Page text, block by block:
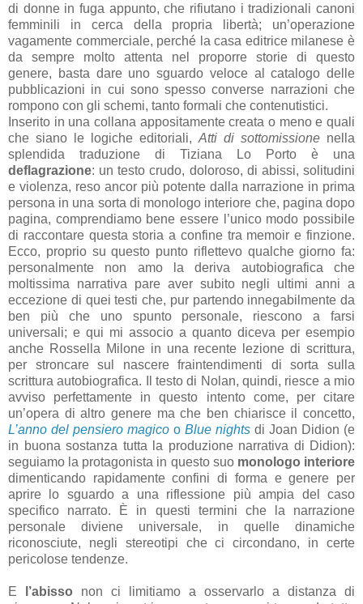
di donne in fuga appunto, che rifiutano i tradizionali canoni
femminili in cerca della propria libertà; un’operazione
vagamente commerciale, perché la casa editrice milanese è
da sempre molto attenta nel proporre storie di questo
genere, basta dare uno sguardo veloce al catalogo delle
pubblicazioni in cui sono spesso converse narrazioni che
rompono con gli schemi, tanto formali che contenutistici.
Inserito in una collana appositamente creata o meno e quali
che siano le logiche editoriali, Atti di sottomissione nella
splendida traduzione di Tiziana Lo Porto è una
deflagrazione: un testo crudo, doloroso, di abissi, solitudini
e violenza, reso ancor più potente dalla narrazione in prima
persona in una sorta di monologo interiore che, pagina dopo
pagina, comprendiamo bene essere l’unico modo possibile
di raccontare questa storia a confine tra memoir e finzione.
Ecco, proprio su questo punto riflettevo qualche giorno fa:
personalmente non amo la deriva autobiografica che
moltissima narrativa pare aver subito negli ultimi anni a
eccezione di quei testi che, pur partendo innegabilmente da
ben più che uno spunto personale, riescono a farsi
universali; e qui mi associo a quanto diceva per esempio
anche Rossella Milone in una recente lezione di scrittura,
per stroncare sul nascere fraintendimenti di sorta sulla
scrittura autobiografica. Il testo di Nolan, quindi, riesce a mio
avviso perfettamente in questo intento come, per citare
un’opera di altro genere ma che ben chiarisce il concetto,
L’anno del pensiero magico o Blue nights di Joan Didion (e
in buona sostanza tutta la produzione narrativa di Didion):
seguiamo la protagonista in questo suo monologo interiore
dimenticando rapidamente confini di forma e genere per
aprire lo sguardo a una riflessione più ampia del caso
specifico narrato. È in questi termini che la narrazione
personale diviene universale, in quelle dinamiche
riconosciute, negli stereotipi che ci circondano, in certe
pericolose tendenze.
E l’abisso non ci limitiamo a osservarlo a distanza di